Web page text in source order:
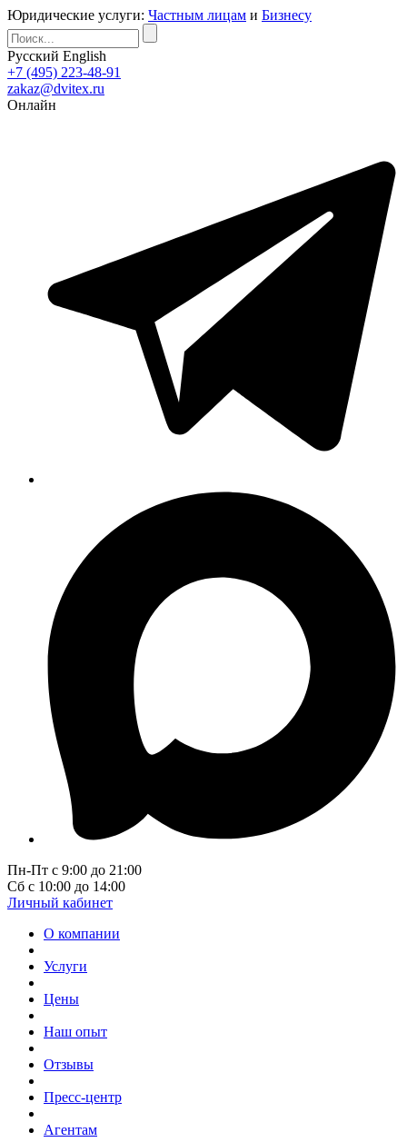
Юридические услуги: Частным лицам и Бизнесу
Русский English
+7 (495) 223-48-91
zakaz@dvitex.ru
Онлайн
Пн-Пт с 9:00 до 21:00
Сб с 10:00 до 14:00
Личный кабинет
О компании
Услуги
Цены
Наш опыт
Отзывы
Пресс-центр
Агентам